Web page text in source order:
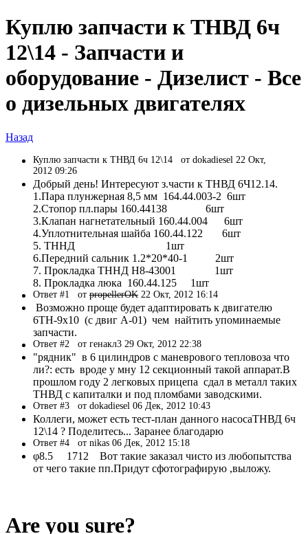
Куплю запчасти к ТНВД 6ч
12\14 - Запчасти и
оборудование - Дизелист - Все
о дизельных двигателях
Назад
Куплю запчасти к ТНВД 6ч 12\14 от dokadiesel 22 Окт,
2012 09:26
Добрый день! Интересуют з.части к ТНВД 6Ч12.14.
1.Пара плунжерная 8,5 мм 164.44.003-2 6шт
2.Стопор пл.пары 160.44138 6шт
3.Клапан нагнетательный 160.44.004 6шт
4.Уплотнительная шайба 160.44.122 6шт
5. ТННД 1шт
6.Передний сальник 1.2*20*40-1 2шт
7. Прокладка ТННД Н8-43001 1шт
8. Прокладка люка 160.44.125 1шт
Ответ #1 от propellerOK 22 Окт, 2012 16:14
Возможно проще будет адаптировать к двигателю
6ТН-9х10 (с двиг А-01) чем найтить упоминаемые
запчасти.
Ответ #2 от генакл3 29 Окт, 2012 22:38
"рядник" в 6 цилиндров с маневрового тепловоза что
ли?: есть вроде у мну 12 секционный такой аппарат.В
прошлом году 2 легковых прицепа сдал в металл таких
ТНВД с капиталки и под пломбами заводскими.
Ответ #3 от dokadiesel 06 Дек, 2012 10:43
Коллеги, может есть тест-план данного насосаТНВД 6ч
12\14 ? Поделитесь... Заранее благодарю
Ответ #4 от nikas 06 Дек, 2012 15:18
φ8.5 1712 Вот такие заказал чисто из любопытства
от чего такие пп.Придут сфотографирую ,выложу.
Are you sure?